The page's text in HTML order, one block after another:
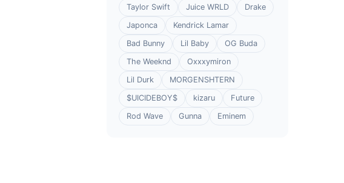
Taylor Swift
Juice WRLD
Drake
Japonca
Kendrick Lamar
Bad Bunny
Lil Baby
OG Buda
The Weeknd
Oxxxymiron
Lil Durk
MORGENSHTERN
$UICIDEBOY$
kizaru
Future
Rod Wave
Gunna Eminem